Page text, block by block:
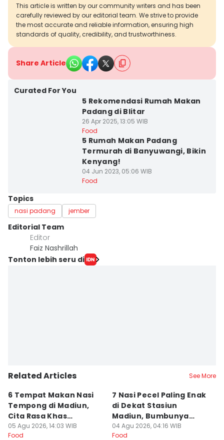
This article is written by our community writers and has been
carefully reviewed by our editorial team. We strive to provide
the most accurate and reliable information, ensuring high
standards of quality, credibility, and trustworthiness.
Share Article
Curated For You
5 Rekomendasi Rumah Makan
Padang di Blitar
26 Apr 2025, 13:05 WIB
Food
5 Rumah Makan Padang
Termurah di Banyuwangi, Bikin
Kenyang!
04 Jun 2023, 05:06 WIB
Food
Topics
nasi padang jember
Editorial Team
Editor
Faiz Nashrillah
Tonton lebih seru di
Related Articles See More
6 Tempat Makan Nasi
Tempong di Madiun,
Cita Rasa Khas
Banyuwangi
05 Agu 2026, 14:03 WIB
Food
7 Nasi Pecel Paling Enak
di Dekat Stasiun
Madiun, Bumbunya
Khas
04 Agu 2026, 04:16 WIB
Food